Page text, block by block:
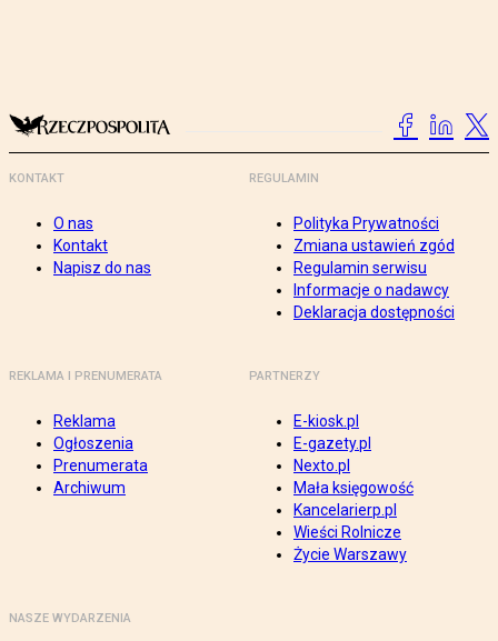
KONTAKT
O nas
Kontakt
Napisz do nas
REGULAMIN
Polityka Prywatności
Zmiana ustawień zgód
Regulamin serwisu
Informacje o nadawcy
Deklaracja dostępności
REKLAMA I PRENUMERATA
Reklama
Ogłoszenia
Prenumerata
Archiwum
PARTNERZY
E-kiosk.pl
E-gazety.pl
Nexto.pl
Mała księgowość
Kancelarierp.pl
Wieści Rolnicze
Życie Warszawy
NASZE WYDARZENIA